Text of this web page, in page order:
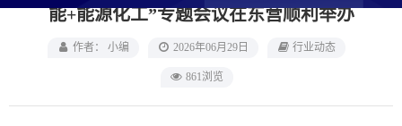
能+能源化工”专题会议在东营顺利举办
作者： 小编 2026年06月29日 行业动态
861浏览